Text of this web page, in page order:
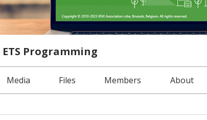
Programming
Media Files Members About